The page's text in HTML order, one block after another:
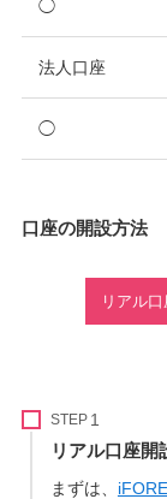
◯
法人口座
◯
口座の開設方法
リアル
STEP
リアル口座開
まずは、